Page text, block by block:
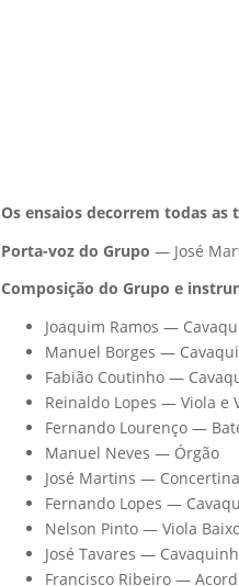
Os ensaios decorrem todas as
Porta-voz do Grupo — José
Composição do Grupo e
Joaquim Ramos —
Manuel Borges —
Fabião Coutinho —
Reinaldo Lopes — Viola e
Fernando Lourenço —
Manuel Neves — Órgão
José Martins —
Fernando Lopes —
Nelson Pinto — Viola
José Tavares —
Francisco Ribeiro —